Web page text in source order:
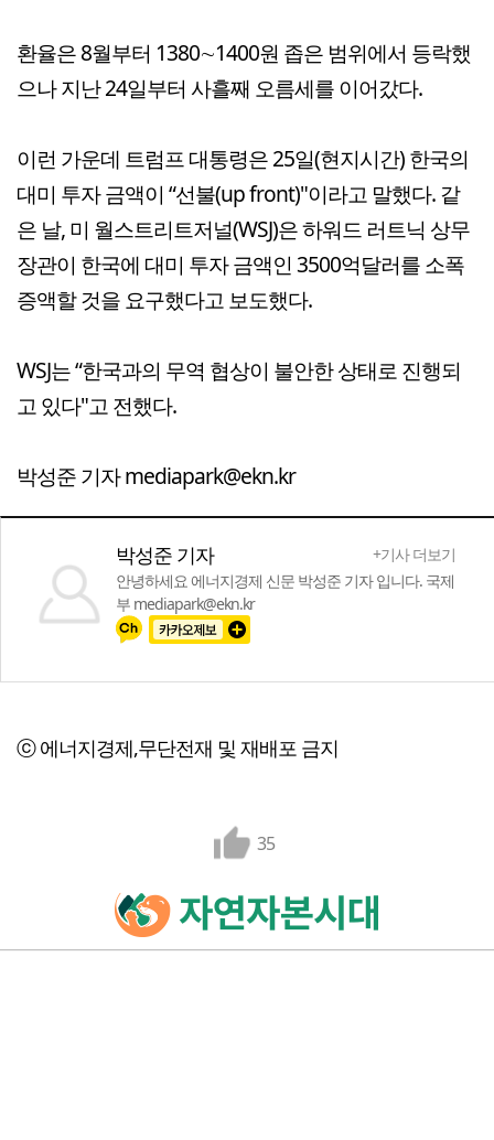
환율은 8월부터 1380∼1400원 좁은 범위에서 등락했
으나 지난 24일부터 사흘째 오름세를 이어갔다.
이런 가운데 트럼프 대통령은 25일(현지시간) 한국의
대미 투자 금액이 “선불(up front)"이라고 말했다. 같
은 날, 미 월스트리트저널(WSJ)은 하워드 러트닉 상무
장관이 한국에 대미 투자 금액인 3500억달러를 소폭
증액할 것을 요구했다고 보도했다.
WSJ는 “한국과의 무역 협상이 불안한 상태로 진행되
고 있다"고 전했다.
박성준 기자 mediapark@ekn.kr
박성준 기자
+기사 더보기
안녕하세요 에너지경제 신문 박성준 기자 입니다. 국제
부 mediapark@ekn.kr
ⓒ 에너지경제,무단전재 및 재배포 금지
35